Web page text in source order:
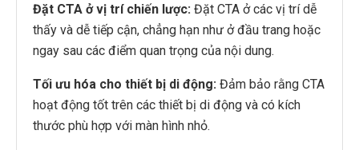
Đặt CTA ở vị trí chiến lược: Đặt CTA ở các vị trí dễ
thấy và dễ tiếp cận, chẳng hạn như ở đầu trang hoặc
ngay sau các điểm quan trọng của nội dung.
Tối ưu hóa cho thiết bị di động: Đảm bảo rằng CTA
hoạt động tốt trên các thiết bị di động và có kích
thước phù hợp với màn hình nhỏ.